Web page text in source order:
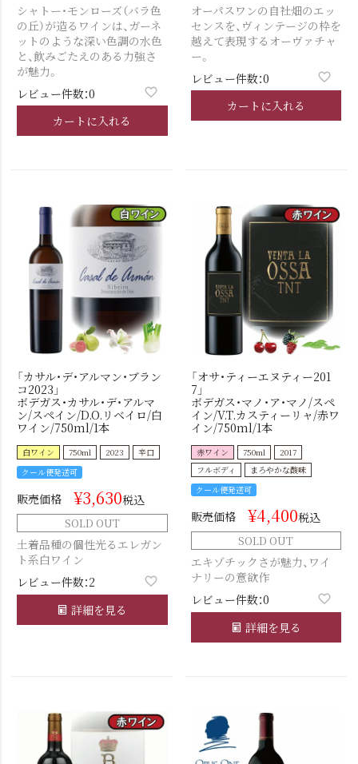
シャトー・モンローズ（バラ色
の丘）が造るワインは、ガーネ
ットのような深い色調の水色
と、飲みごたえのある力強さ
が魅力。
レビュー件数：0
カートに入れる
オーパスワンの自社畑のエッ
センスを、ヴィンテージの枠を
越えて表現するオーヴァチャ
ー。
レビュー件数：0
カートに入れる
「カサル・デ・アルマン・ブラン
コ2023」
ボデガス・カサル・デ・アルマ
ン/スペイン/D.O.リベイロ/白
ワイン/750ml/1本
白ワイン 750ml 2023
辛口
クール便発送可
販売価格 ¥3,630税込
SOLD OUT
土着品種の個性光るエレガン
ト系白ワイン
レビュー件数：2
詳細を見る
「オサ・ティーエヌティー201
7」
ボデガス・マノ・ア・マノ/スペ
イン/V.T.カスティーリャ/赤ワ
イン/750ml/1本
赤ワイン 750ml
2017
フルボディ
まろやかな酸味
クール便発送可
販売価格 ¥4,400税込
SOLD OUT
エキゾチックさが魅力、ワイ
ナリーの意欲作
レビュー件数：0
詳細を見る